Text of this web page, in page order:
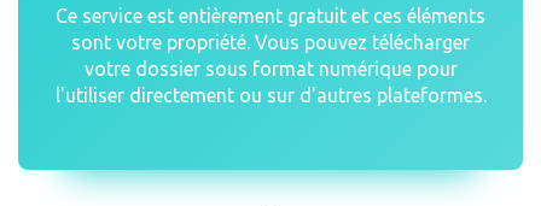
Ce service est entièrement gratuit et ces éléments
sont votre propriété. Vous pouvez télécharger
votre dossier sous format numérique pour
l'utiliser directement ou sur d'autres plateformes.